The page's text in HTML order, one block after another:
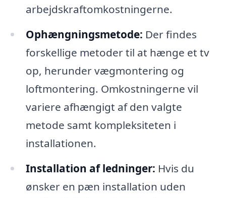
arbejdskraftomkostningerne.
Ophængningsmetode: Der findes
forskellige metoder til at hænge et tv
op, herunder vægmontering og
loftmontering. Omkostningerne vil
variere afhængigt af den valgte
metode samt kompleksiteten i
installationen.
Installation af ledninger: Hvis du
ønsker en pæn installation uden